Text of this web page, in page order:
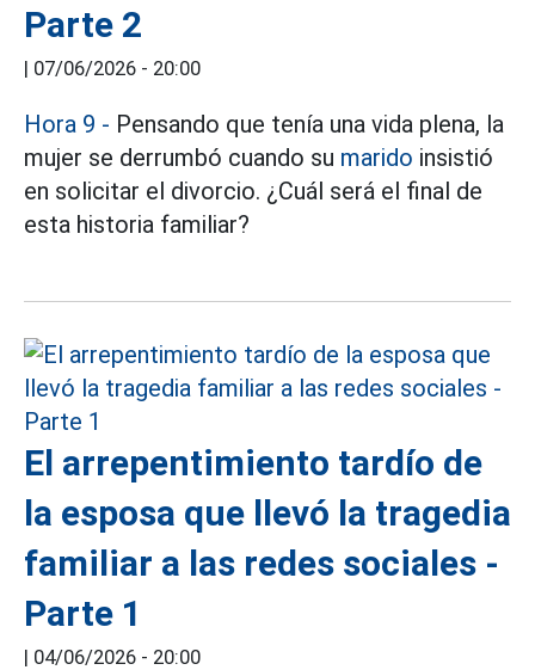
Parte 2
| 07/06/2026 - 20:00
Hora 9 - Pensando que tenía una vida plena, la
mujer se derrumbó cuando su marido insistió
en solicitar el divorcio. ¿Cuál será el final de
esta historia familiar?
El arrepentimiento tardío de
la esposa que llevó la tragedia
familiar a las redes sociales -
Parte 1
| 04/06/2026 - 20:00